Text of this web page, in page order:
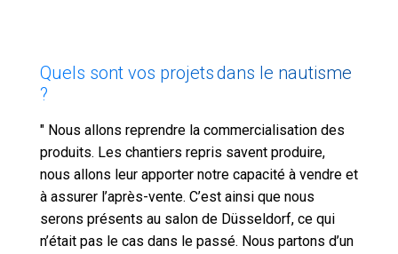
Quels sont vos projets dans le nautisme
?
" Nous allons reprendre la commercialisation des
produits. Les chantiers repris savent produire,
nous allons leur apporter notre capacité à vendre et
à assurer l’après-vente. C’est ainsi que nous
serons présents au salon de Düsseldorf, ce qui
n’était pas le cas dans le passé. Nous partons d’un